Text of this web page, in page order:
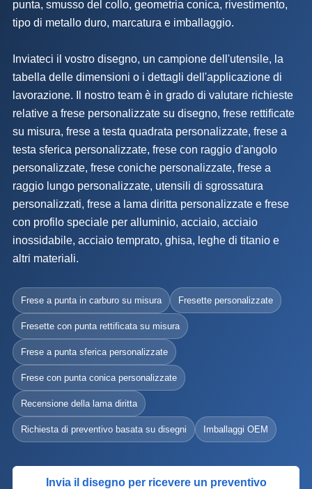
punta, smusso del collo, geometria conica, rivestimento,
tipo di metallo duro, marcatura e imballaggio.
Inviateci il vostro disegno, un campione dell'utensile, la
tabella delle dimensioni o i dettagli dell'applicazione di
lavorazione. Il nostro team è in grado di valutare richieste
relative a frese personalizzate su disegno, frese rettificate
su misura, frese a testa quadrata personalizzate, frese a
testa sferica personalizzate, frese con raggio d'angolo
personalizzate, frese coniche personalizzate, frese a
raggio lungo personalizzate, utensili di sgrossatura
personalizzati, frese a lama diritta personalizzate e frese
con profilo speciale per alluminio, acciaio, acciaio
inossidabile, acciaio temprato, ghisa, leghe di titanio e
altri materiali.
Frese a punta in carburo su misura Fresette personalizzate
Fresette con punta rettificata su misura
Frese a punta sferica personalizzate
Frese con punta conica personalizzate
Recensione della lama diritta
Richiesta di preventivo basata su disegni Imballaggi OEM
Invia il disegno per ricevere un preventivo